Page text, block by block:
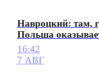
Навроцкий: там,
Польша
16:42
7 АВГ